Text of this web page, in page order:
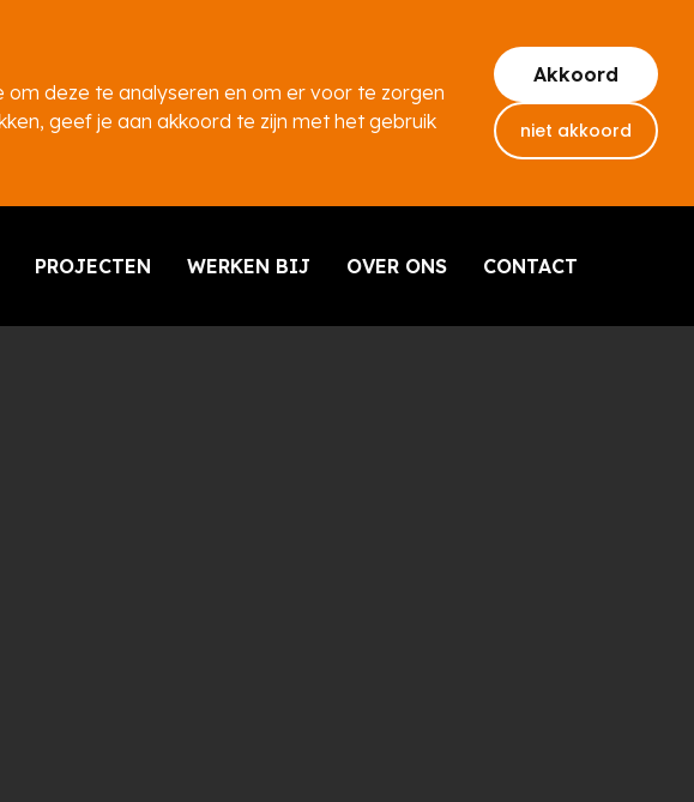
deze te analyseren en om er voor te zorgen
geef je aan akkoord te zijn met het gebruik
Akkoord
niet akkoord
PROJECTEN WERKEN BIJ OVER ONS CONTACT